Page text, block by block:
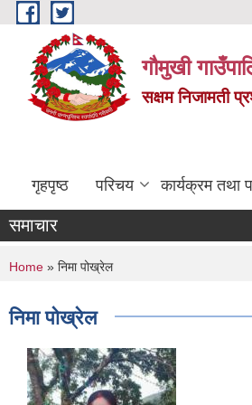
Skip to main content
गौमुखी
सक्षम निजामती
गृहपृष्ठ परिचय कार्यक्रम तथा
समाचार
You are here
Home » निमा पोख्रेल
निमा पोख्रेल